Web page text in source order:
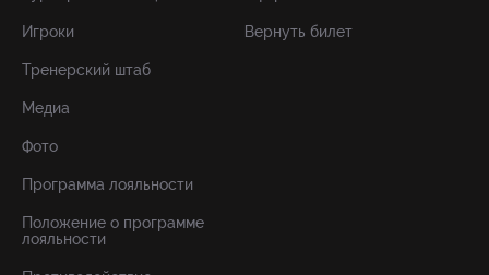
Игроки
Тренерский штаб
Медиа
Фото
Программа лояльности
Положение о программе
лояльности
Вернуть билет